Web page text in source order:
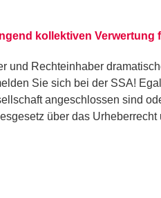
kollektiven Verwertung
und Rechteinhaber
Sie sich bei der SSA!
angeschlossen sind
über das